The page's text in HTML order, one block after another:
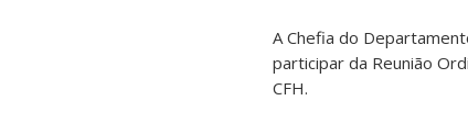
A Chefia do
participar da Reunião
CFH.